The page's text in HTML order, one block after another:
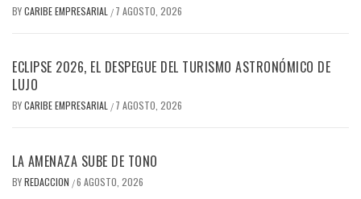
BYCARIBE EMPRESARIAL / 7 AGOSTO, 2026
ECLIPSE 2026, EL DESPEGUE DEL TURISMO ASTRONÓMICO DE
LUJO
BYCARIBE EMPRESARIAL / 7 AGOSTO, 2026
LA AMENAZA SUBE DE TONO
BYREDACCION /6 AGOSTO, 2026